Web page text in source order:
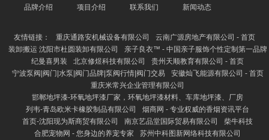
品牌介绍 项目介绍 联系我们 新闻动态
友情链接： 重庆通路安机械设备有限公司
云南广源房地产有限公司 - 首页
装卸搬运 沈阳市杜圆装卸有限公司
亲子良衣™ - 中国亲子服饰个性定制第一品牌
纪曼喜男装
北京修煜科技有限公司
贵州天顺教育有限公司 - 首页
宁波泵阀|阀门|水泵|阀门品牌|泵阀行情|阀门交易
安徽灿飞能源有限公司 - 首页
重庆米常兴企业管理有限公司
邯郸地坪漆-环氧地坪漆厂家，环氧地坪漆材料、车库地坪漆、厂房
列韦-青岛欧米卡橡胶制品有限公司
烟商网 - 专业权威的香烟资讯平台
首页-沈阳现为斯商贸有限公司
南京艺品堂国际贸易有限公司
柴牛科技
合肥宠物网 - 您身边的养宠专家
苏州中科图新网络科技有限公司